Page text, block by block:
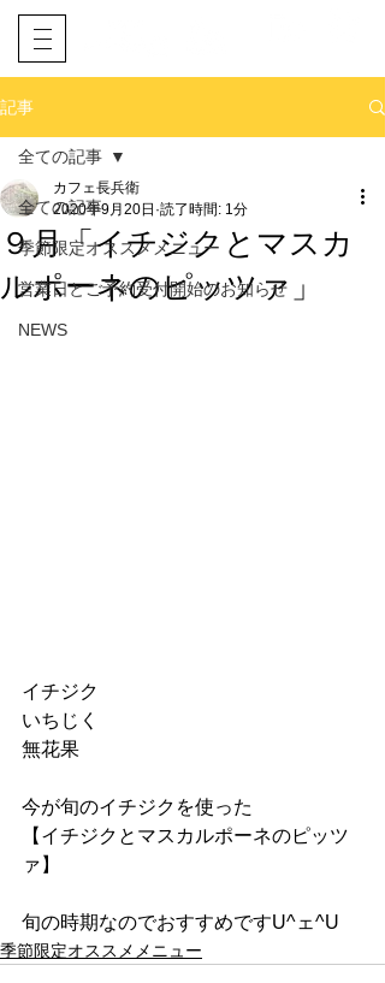
記事
全ての記事
季節限定オススメメニュー
営業日とご予約受付開始のお知らせ
NEWS
全ての記事
９月「イチジクとマスカ
ルポーネのピッツァ」
カフェ長兵衛
2020年9月20日 読了時間: 1分
イチジク
いちじく
無花果
今が旬のイチジクを使った﻿
【イチジクとマスカルポーネのピッツ
ァ】﻿
旬の時期なのでおすすめですU^ェ^U﻿
季節限定オススメメニュー